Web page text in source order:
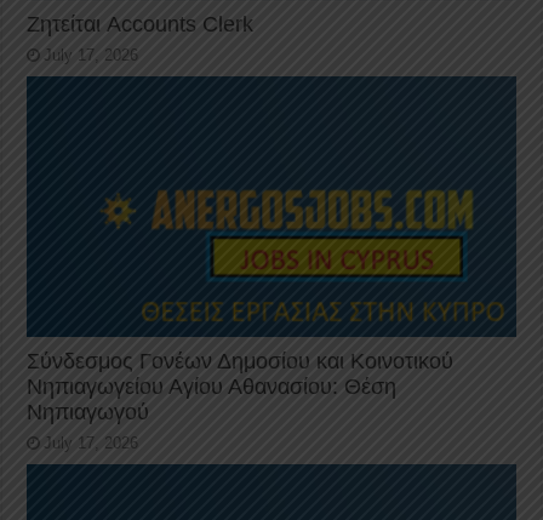
Ζητείται Accounts Clerk
July 17, 2026
Σύνδεσμος Γονέων Δημοσίου και Κοινοτικού
Νηπιαγωγείου Αγίου Αθανασίου: Θέση
Νηπιαγωγού
July 17, 2026